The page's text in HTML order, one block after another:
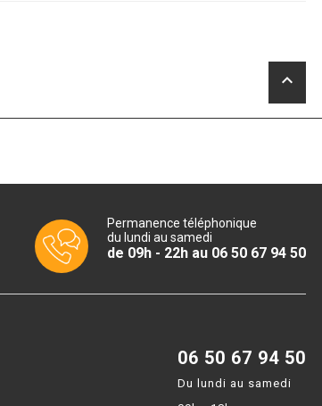
keyboard_arrow_up
Permanence téléphonique
du lundi au samedi
de 09h - 22h au 06 50 67 94 50
06 50 67 94 50
Du lundi au samedi